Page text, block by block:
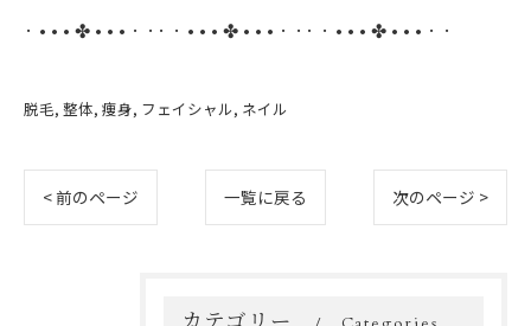
· • • • ✤ • • • · ·· · • • • ✤ • • • · ·· · • • • ✤ • • • · ·
脱毛 整体 痩身 フェイシャル ネイル
< 前のページ 一覧に戻る 次のページ >